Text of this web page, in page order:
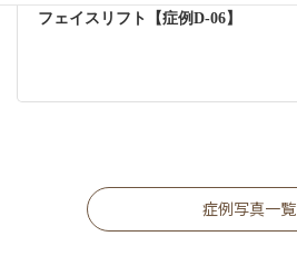
フェイスリフト【症例D-06】
症例写真一覧